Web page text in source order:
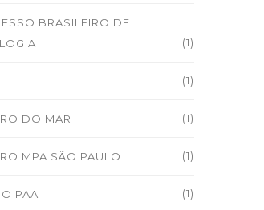
BRASILEIRO DE
(1)
(1)
DO MAR (1)
MPA SÃO PAULO (1)
PAA (1)